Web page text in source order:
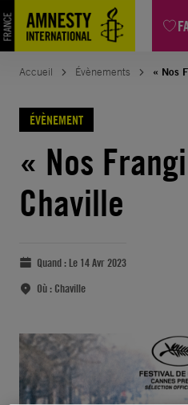
Accueil Évènements « Nos
ÉVÈNEMENT
« Nos
Chaville
Quand : Le 14 Avr 2023
Où : Chaville